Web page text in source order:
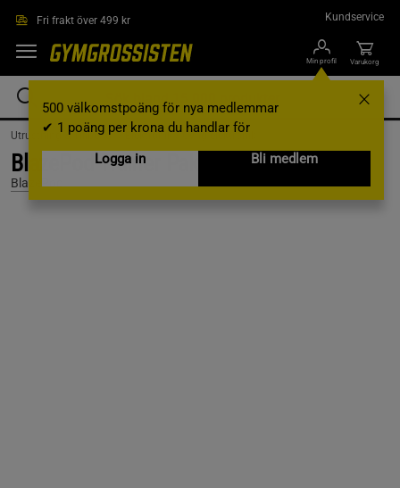
Fri frakt över 499 kr Kundservice
Min profil
500 välkomstpoäng för nya medlemmar
✔ 1 poäng per krona du handlar för
Logga in
Bli medlem
Varukorg
Utrustning & Tillbehör / Elektronik / Övrig elektronik
BlazePod Trainer Paket 6 st
BlazePod